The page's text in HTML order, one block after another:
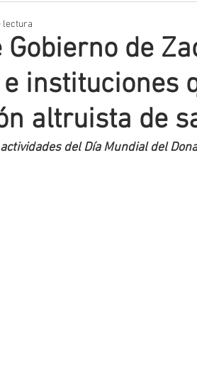
Gobierno de
instituciones
altruista de
lectura
del Día Mundial del